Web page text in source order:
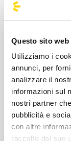
Questo sito
Utilizziamo i
annunci, per
analizzare il
informazioni sul
nostri partner
pubblicità e
con altre
raccolto dal suo
Bus
senza
Zero traffico,
Raggiungi la
bus speciali
comoda e
Prenota il
Viaggio
ufficiale